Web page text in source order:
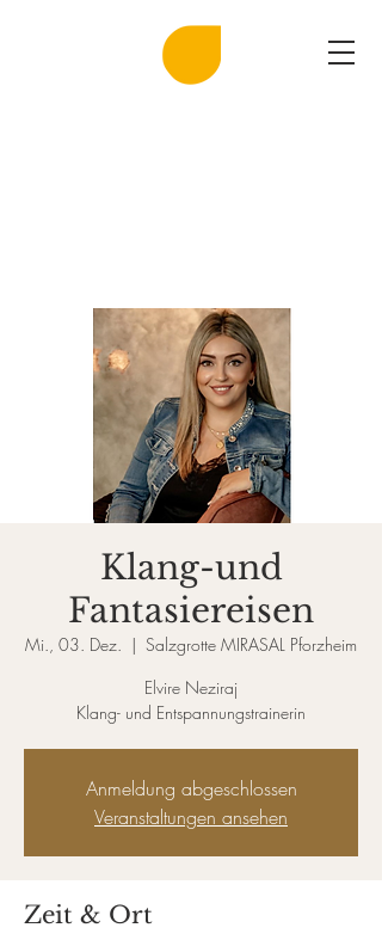
Klang-und
Fantasiereisen
Mi., 03. Dez.
  |
Salzgrotte MIRASAL Pforzheim
Elvire Neziraj
Klang- und Entspannungstrainerin
Anmeldung abgeschlossen
Veranstaltungen ansehen
Zeit & Ort